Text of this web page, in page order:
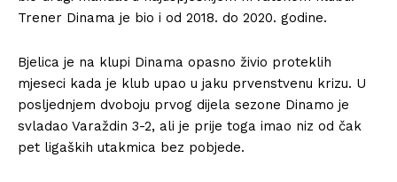
Trener Dinama je bio i od 2018. do 2020. godine.
Bjelica je na klupi Dinama opasno živio proteklih
mjeseci kada je klub upao u jaku prvenstvenu krizu. U
posljednjem dvoboju prvog dijela sezone Dinamo je
svladao Varaždin 3-2, ali je prije toga imao niz od čak
pet ligaških utakmica bez pobjede.